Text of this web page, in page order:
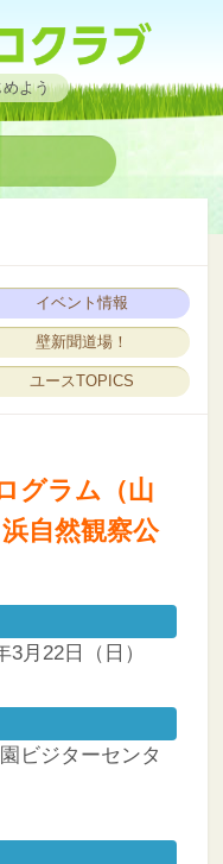
めよう
イベント情報
壁新聞道場！
ユースTOPICS
グラム（山
自然観察公
3月22日（日）
ビジターセンタ